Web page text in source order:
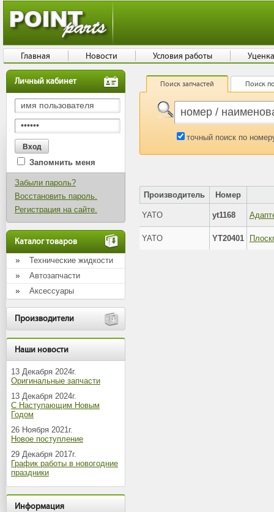
Личный кабинет
Запомнить меня
Забыли пароль?
Восстановить пароль.
Регистрация на сайте.
Каталог товаров
Технические жидкости
Автозапчасти
Аксессуары
Производители
Наши новости
13 Декабря 2024г.
Оригинальные запчасти
13 Декабря 2024г.
С Наступающим Новым
Годом
26 Ноября 2021г.
Новое поступление
29 Декабря 2017г.
График работы в новогодние
праздники
Информация
Поиск запчастей Поиск
точный поиск по
Производитель Номер
YATO yt1168
YATO YT20401
Главная Новости Условия работы